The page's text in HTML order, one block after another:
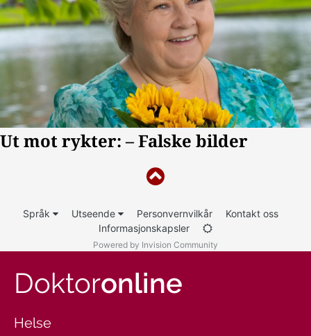
Språk Utseende Personvernvilkår
Kontakt oss
Informasjonskapsler
Powered by Invision Community
Doktoronline
Helse